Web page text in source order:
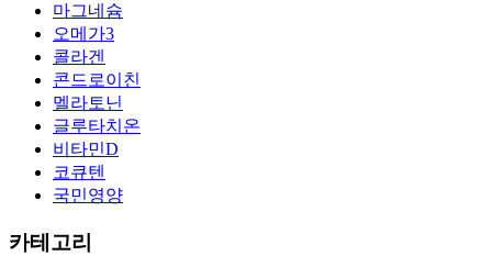
마그네슘
오메가3
콜라겐
콘드로이친
멜라토닌
글루타치온
비타민D
코큐텐
국민영양
카테고리